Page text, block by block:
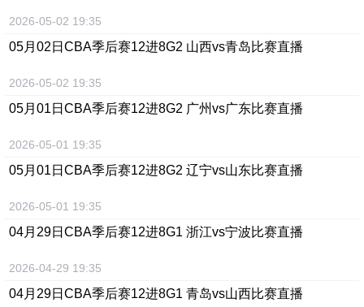
2026-05-02 19:35
05月02日 CBA季后赛12进8G2 山西vs青岛比赛直播
2026-05-02 19:35
05月01日 CBA季后赛12进8G2 广州vs广东比赛直播
2026-05-01 19:35
05月01日 CBA季后赛12进8G2 辽宁vs山东比赛直播
2026-05-01 19:35
04月29日 CBA季后赛12进8G1 浙江vs宁波比赛直播
2026-04-29 19:35
04月29日 CBA季后赛12进8G1 青岛vs山西比赛直播